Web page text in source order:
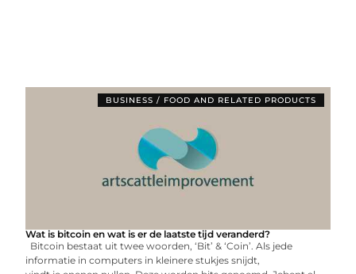
BUSINESS / FOOD AND RELATED PRODUCTS
Wat is bitcoin en wat is er de laatste tijd veranderd?
Bitcoin bestaat uit twee woorden, ‘Bit’ & ‘Coin’. Als jede
informatie in computers in kleinere stukjes snijdt,